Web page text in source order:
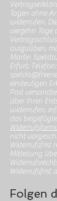
Tagen ohne
widerrufen.
vierzehn Tage
auszuüben,
Martin
Erfurt;
eindeutigen
Post
über Ihren
widerrufen,
das beigefügte
nicht
Widerrufsfrist
Mitteilung
Widerrufsfrist
Folgen